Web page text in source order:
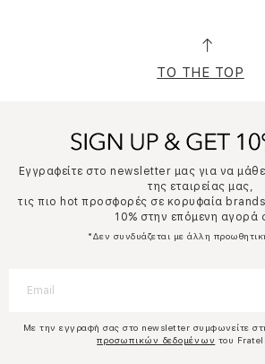
TO THE TOP
Εγγραφείτε στο newsletter μας για να
της εταιρείας μας,
τις πιο hot προσφορές σε κορυφαία
10% στην επόμενη αγορά
*Δεν συνδυάζεται με άλλη
Με την εγγραφή σας στο newsletter συμφωνείτε
προσωπικών δεδομένων του